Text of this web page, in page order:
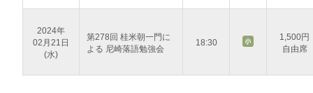
2024年
02月21日
(水)
第278回 桂米朝一門に
よる 尼崎落語勉強会
18:30
1,500円
自由席